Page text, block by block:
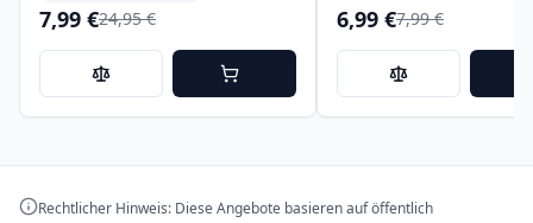
7,99 €24,95 € 6,99 €7,99 €
Rechtlicher Hinweis: Diese Angebote basieren auf öffentlich